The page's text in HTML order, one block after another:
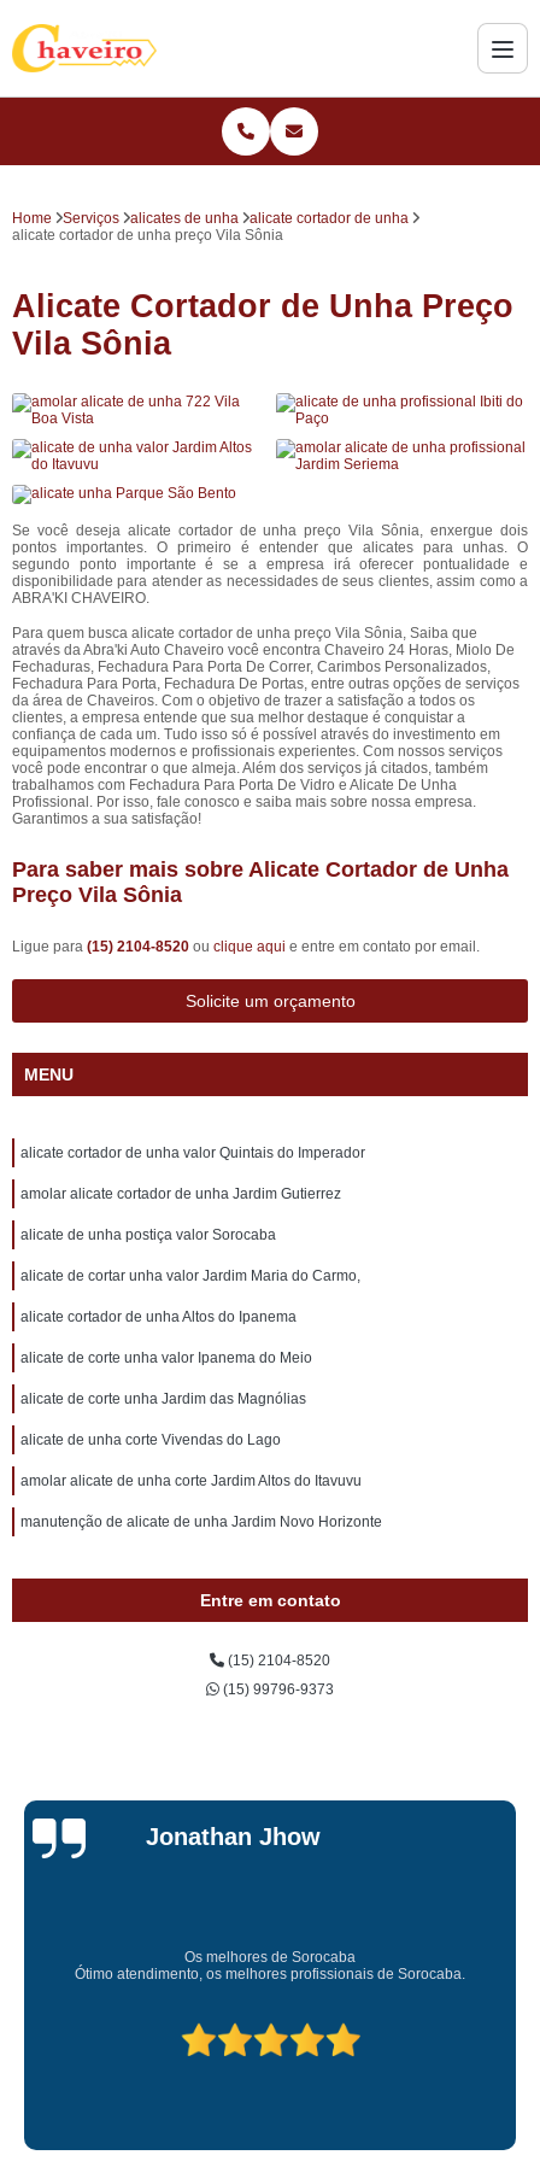
Home Serviços alicates de unha
alicate cortador de unha
alicate cortador de unha preço Vila Sônia
Alicate Cortador de Unha Preço
Vila Sônia
Se você deseja alicate cortador de unha preço Vila Sônia, enxergue dois
pontos importantes. O primeiro é entender que alicates para unhas. O
segundo ponto importante é se a empresa irá oferecer pontualidade e
disponibilidade para atender as necessidades de seus clientes, assim como a
ABRA'KI CHAVEIRO.
Para quem busca alicate cortador de unha preço Vila Sônia, Saiba que
através da Abra'ki Auto Chaveiro você encontra Chaveiro 24 Horas, Miolo De
Fechaduras, Fechadura Para Porta De Correr, Carimbos Personalizados,
Fechadura Para Porta, Fechadura De Portas, entre outras opções de serviços
da área de Chaveiros. Com o objetivo de trazer a satisfação a todos os
clientes, a empresa entende que sua melhor destaque é conquistar a
confiança de cada um. Tudo isso só é possível através do investimento em
equipamentos modernos e profissionais experientes. Com nossos serviços
você pode encontrar o que almeja. Além dos serviços já citados, também
trabalhamos com Fechadura Para Porta De Vidro e Alicate De Unha
Profissional. Por isso, fale conosco e saiba mais sobre nossa empresa.
Garantimos a sua satisfação!
Para saber mais sobre Alicate Cortador de Unha
Preço Vila Sônia
Ligue para (15) 2104-8520 ou clique aqui e entre em contato por email.
Solicite um orçamento
MENU
alicate cortador de unha valor Quintais do Imperador
amolar alicate cortador de unha Jardim Gutierrez
alicate de unha postiça valor Sorocaba
alicate de cortar unha valor Jardim Maria do Carmo,
alicate cortador de unha Altos do Ipanema
alicate de corte unha valor Ipanema do Meio
alicate de corte unha Jardim das Magnólias
alicate de unha corte Vivendas do Lago
amolar alicate de unha corte Jardim Altos do Itavuvu
manutenção de alicate de unha Jardim Novo Horizonte
Entre em contato
(15) 2104-8520
(15) 99796-9373
Jessica
Carvalho
Super recomendo!
Amei o atendimento. Preco super bom. Superou minhas expectativas.
Deixou o meu bem super arrumadinhooo recomendo!